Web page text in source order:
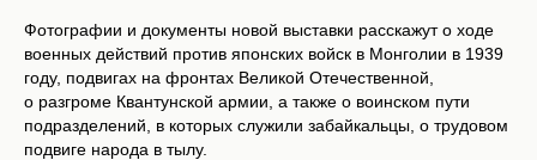
Фотографии и документы новой выставки расскажут о ходе
военных действий против японских войск в Монголии в 1939
году, подвигах на фронтах Великой Отечественной,
о разгроме Квантунской армии, а также о воинском пути
подразделений, в которых служили забайкальцы, о трудовом
подвиге народа в тылу.